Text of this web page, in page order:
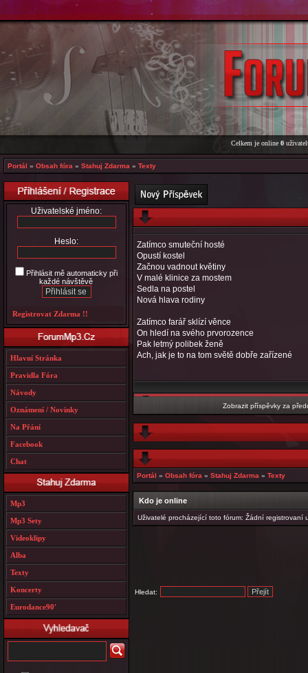
Celkem je online 0
Portál » Obsah fóra » Stahuj Zdarma » Texty
Zatímco smuteční hosté
Opustí kostel
Začnou vadnout květiny
V malé klinice za mostem
Sedla na postel
Nová hlava rodiny
Zatímco farář sklízí věnce
On hledí na svého prvorozence
Pak letmý polibek ženě
Ach, jak je to na tom světě dobře zařízené
Zobrazit příspěvky za
Portál »Obsah fóra »Stahuj Zdarma »Texty
Kdo je online
Uživatelé procházející toto fórum: Žádní registrovaní
Hledat:
Uživatelské jméno:
Heslo:
Přihlásit mě automaticky při
každé návštěvě
Registrovat Zdarma !!
Hlavní Stránka
Pravidla Fóra
Návody
Oznámení / Novinky
Na Přání
Facebook
Chat
Mp3
Mp3 Sety
Videoklipy
Alba
Texty
Koncerty
Eurodance90'